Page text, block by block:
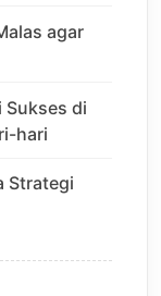
agar
Sukses di
hari
Strategi